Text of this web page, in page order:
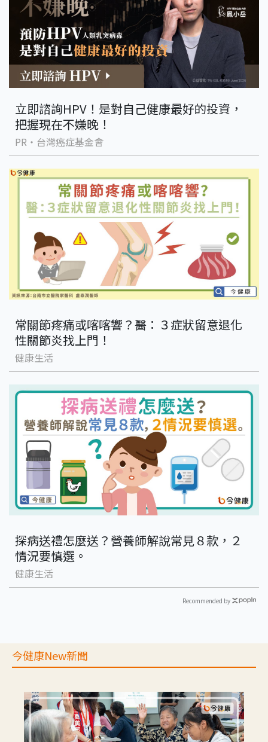
立即諮詢HPV！是對自己健康最好的投資，
把握現在不嫌晚！
PR・台灣癌症基金會
常關節疼痛或喀喀響？醫：３症狀留意退化
性關節炎找上門！
健康生活
探病送禮怎麼送？營養師解說常見８款，２
情況要慎選。
健康生活
Recommended by
今健康New新聞